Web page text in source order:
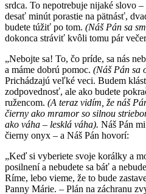
srdca. To nepotrebuje nijaké slovo
desať minút porastie na pätnásť,
budete túžiť po tom. (Náš Pán sa
dokonca stráviť kvôli tomu pár
„Nebojte sa! To, čo príde, sa nás
a máme dobrú pomoc. (Náš Pán sa
Prichádzajú veľké veci. Budem
zodpovednosť, ale ako budete
ružencom. (A teraz vidím, že náš
čierny ako mramor so silnou
ako váha – lesklá váha). Náš Pán
čierny onyx – a Náš Pán hovorí:
„Keď si vyberiete svoje korálky a
posilnení a nebudete sa báť a
Ríme, lebo vieme, že to bude
Panny Márie. – Plán na záchranu